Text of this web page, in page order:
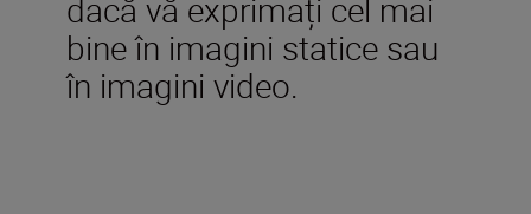
dacă vă exprimați cel mai
bine în imagini statice sau
în imagini video.